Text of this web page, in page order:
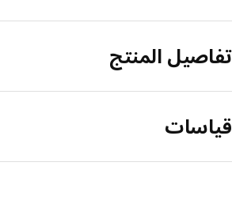
تفاصيل المنتج
قياسات